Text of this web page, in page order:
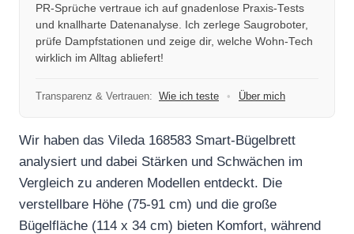
PR-Sprüche vertraue ich auf gnadenlose Praxis-Tests
und knallharte Datenanalyse. Ich zerlege Saugroboter,
prüfe Dampfstationen und zeige dir, welche Wohn-Tech
wirklich im Alltag abliefert!
Transparenz & Vertrauen: Wie ich teste • Über mich
Wir haben das Vileda 168583 Smart-Bügelbrett
analysiert und dabei Stärken und Schwächen im
Vergleich zu anderen Modellen entdeckt. Die
verstellbare Höhe (75-91 cm) und die große
Bügelfläche (114 x 34 cm) bieten Komfort, während